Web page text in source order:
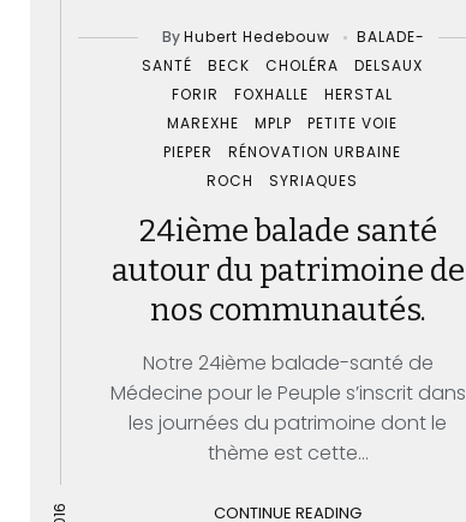
ByHubert Hedebouw
BALADE-
SANTÉ
BECK CHOLÉRA
DELSAUX
FORIR
FOXHALLE
HERSTAL
MAREXHE
MPLP
PETITE VOIE
PIEPER
RÉNOVATION URBAINE
ROCH
SYRIAQUES
24ième balade santé
autour du patrimoine de
nos communautés.
Notre 24ième balade-santé de
Médecine pour le Peuple s’inscrit dans
les journées du patrimoine dont le
thème est cette...
CONTINUE READING